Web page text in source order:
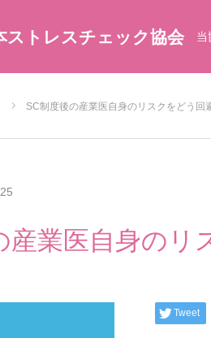
ストレスチェック協会 当
SC制度後の産業医自身のリスクをどう回
産業医自身のリ
Tweet